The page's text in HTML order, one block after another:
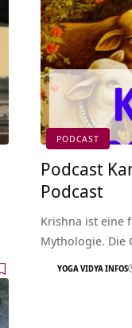
PODCAST
Podcast
Podcast
Krishna ist eine
Mythologie. Die
YOGA VIDYA INFOS